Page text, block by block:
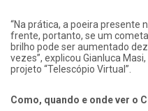
“Na prática, a poeira presente
frente, portanto, se um
brilho pode ser aumentado
vezes”, explicou Gianluca
projeto “Telescópio Virtual”.
Como, quando e onde ver o